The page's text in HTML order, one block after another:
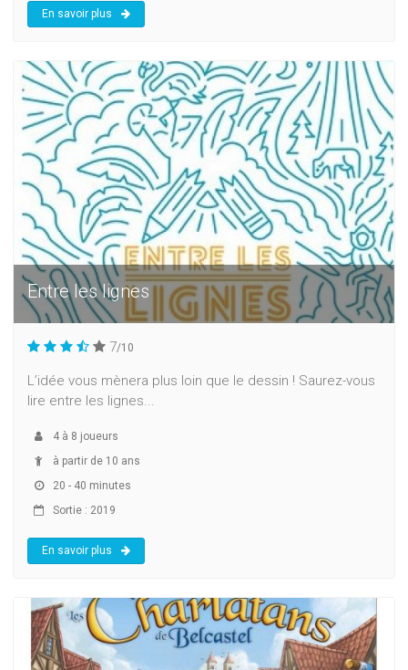
En savoir plus
Entre les lignes
7/10
L’idée vous mènera plus loin que le dessin ! Saurez-vous
lire entre les lignes...
4 à 8 joueurs
à partir de 10 ans
20 - 40 minutes
Sortie : 2019
En savoir plus